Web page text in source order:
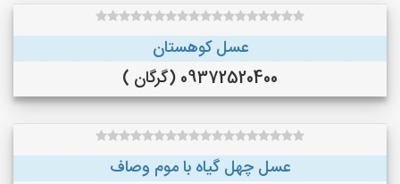
عسل کوهستان
09372520400 (گرگان )
عسل چهل گیاه با موم وصاف